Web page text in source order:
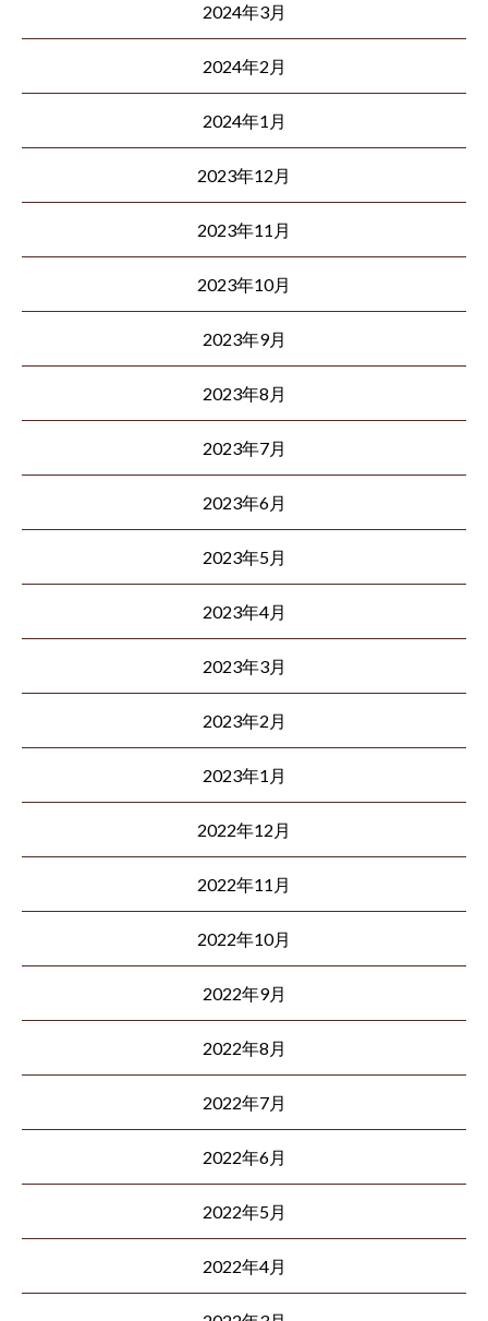
2024年3月
2024年2月
2024年1月
2023年12月
2023年11月
2023年10月
2023年9月
2023年8月
2023年7月
2023年6月
2023年5月
2023年4月
2023年3月
2023年2月
2023年1月
2022年12月
2022年11月
2022年10月
2022年9月
2022年8月
2022年7月
2022年6月
2022年5月
2022年4月